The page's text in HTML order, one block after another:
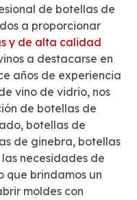
de botellas de
a proporcionar
y de alta calidad
a destacarse en
años de experiencia
vino de vidrio, nos
de botellas de
botellas de
de ginebra, botellas
necesidades de
que brindamos un
moldes con